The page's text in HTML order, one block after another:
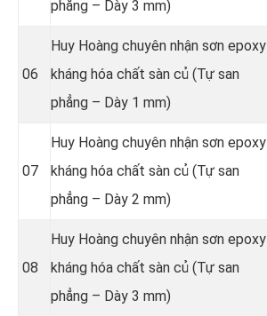
phẳng – Dày 3 mm)
06
Huy Hoàng chuyên nhận sơn epoxy
kháng hóa chất sàn củ (Tự san
phẳng – Dày 1 mm)
07
Huy Hoàng chuyên nhận sơn epoxy
kháng hóa chất sàn củ (Tự san
phẳng – Dày 2 mm)
08
Huy Hoàng chuyên nhận sơn epoxy
kháng hóa chất sàn củ (Tự san
phẳng – Dày 3 mm)